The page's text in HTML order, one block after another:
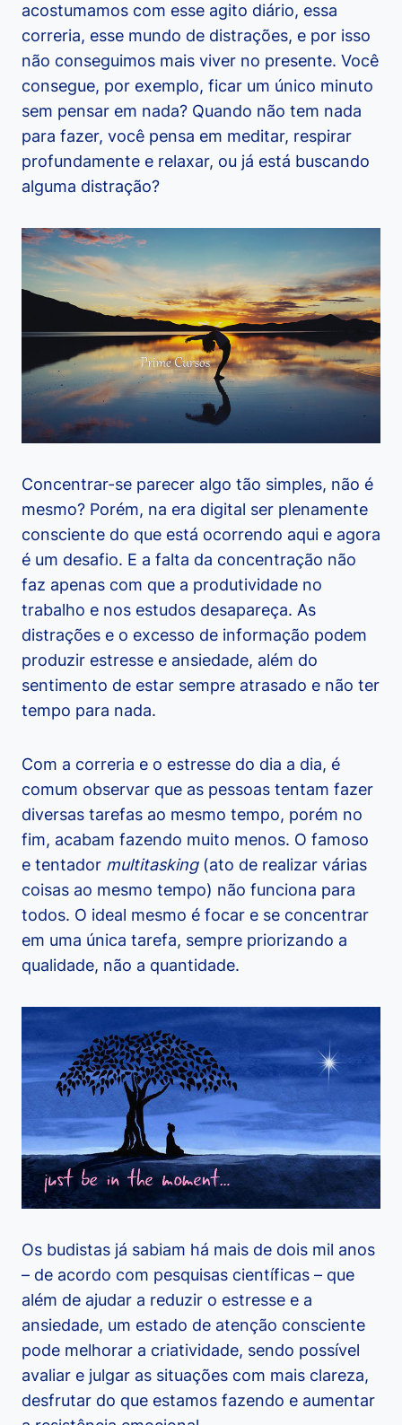
acostumamos com esse agito diário, essa
correria, esse mundo de distrações, e por isso
não conseguimos mais viver no presente. Você
consegue, por exemplo, ficar um único minuto
sem pensar em nada? Quando não tem nada
para fazer, você pensa em meditar, respirar
profundamente e relaxar, ou já está buscando
alguma distração?
Concentrar-se parecer algo tão simples, não é
mesmo? Porém, na era digital ser plenamente
consciente do que está ocorrendo aqui e agora
é um desafio. E a falta da concentração não
faz apenas com que a produtividade no
trabalho e nos estudos desapareça. As
distrações e o excesso de informação podem
produzir estresse e ansiedade, além do
sentimento de estar sempre atrasado e não ter
tempo para nada.
Com a correria e o estresse do dia a dia, é
comum observar que as pessoas tentam fazer
diversas tarefas ao mesmo tempo, porém no
fim, acabam fazendo muito menos. O famoso
e tentador multitasking(ato de realizar várias
coisas ao mesmo tempo) não funciona para
todos. O ideal mesmo é focar e se concentrar
em uma única tarefa, sempre priorizando a
qualidade, não a quantidade.
Os budistas já sabiam há mais de dois mil anos
– de acordo com pesquisas científicas – que
além de ajudar a reduzir o estresse e a
ansiedade, um estado de atenção consciente
pode melhorar a criatividade, sendo possível
avaliar e julgar as situações com mais clareza,
desfrutar do que estamos fazendo e aumentar